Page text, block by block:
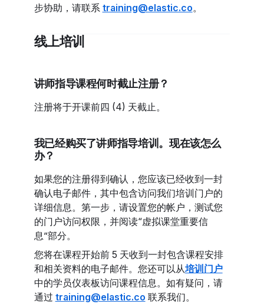
步协助，请联系 training@elastic.co。
线上培训
讲师指导课程何时截止注册？
注册将于开课前四 (4) 天截止。
我已经购买了讲师指导培训。现在该怎么
办？
如果您的注册得到确认，您应该已经收到一封
确认电子邮件，其中包含访问我们培训门户的
详细信息。第一步，请设置您的帐户，测试您
的门户访问权限，并阅读“虚拟课堂重要信
息”部分。
您将在课程开始前 5 天收到一封包含课程安排
和相关资料的电子邮件。您还可以从培训门户
中的学员仪表板访问课程信息。如有疑问，请
通过 training@elastic.co 联系我们。